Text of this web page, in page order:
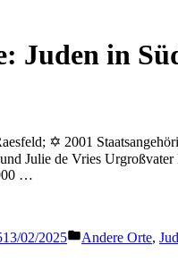
Juden in
✡ 2001
Julie de Vries
…
13/02/2025
Veröffentlicht
Andere Orte,